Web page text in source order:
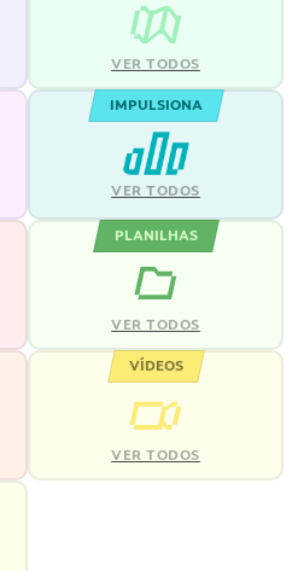
VER TODOS
IMPULSIONA
VER TODOS
PLANILHAS
VER TODOS
VÍDEOS
VER TODOS